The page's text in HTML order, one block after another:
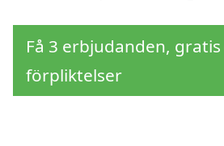
Få 3 erbjudanden,
förpliktelser